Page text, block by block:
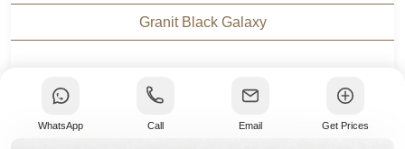
Granit Black Galaxy
WhatsApp Call Email Get Prices